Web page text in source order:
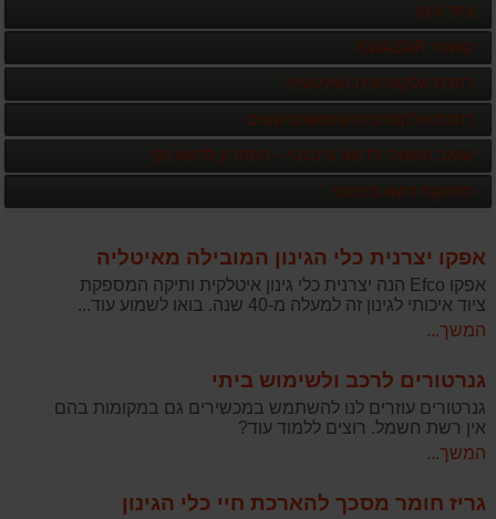
ציוד גינון
קוואזר KWAZAR
רתכת אלקטרונית ושימושיה
רתכת אלקטרונית שימושים שונים
שואב חשמלי לדשא סינטטי – הפתרון לדשא נקי
תחזוקת דשא סינטטי
אפקו יצרנית כלי הגינון המובילה מאיטליה
אפקו Efco הנה יצרנית כלי גינון איטלקית ותיקה המספקת
ציוד איכותי לגינון זה למעלה מ-40 שנה. בואו לשמוע עוד...
המשך...
גנרטורים לרכב ולשימוש ביתי
גנרטורים עוזרים לנו להשתמש במכשירים גם במקומות בהם
אין רשת חשמל. רוצים ללמוד עוד?
המשך...
גריז חומר מסכך להארכת חיי כלי הגינון